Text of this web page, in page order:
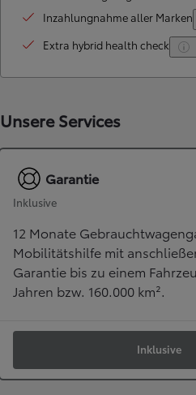
Inzahlungnahme aller Marken
Extra hybrid health check
Unsere Services
Garantie
Inklusive
12 Monate
Mobilitätshilfe mit
Garantie bis zu einem
Jahren bzw. 160.000 km².
Inklusive